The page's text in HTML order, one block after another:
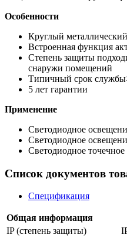
Особенности
Круглый
Встроенная функция
Степень защиты
снаружи помещений
Типичный срок
5 лет гарантии
Применение
Светодиодное
Светодиодное
Светодиодное
Список документов
Спецификация
Общая информация
IP (степень защиты)